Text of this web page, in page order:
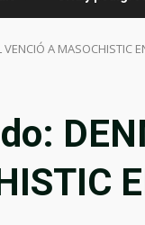
A MASOCHISTIC